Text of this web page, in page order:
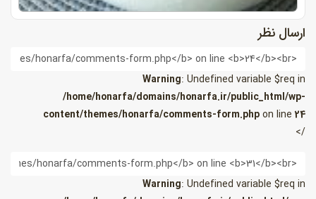
ارسال نظر
Warning: Undefined variable $req in
/home/honarfa/domains/honarfa.ir/public_html/wp-
content/themes/honarfa/comments-form.phpon line24
/>
ایمیل
Warning: Undefined variable $req in